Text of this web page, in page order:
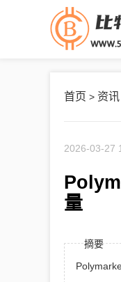
首页 > 资讯
2026-03-27
量
摘要